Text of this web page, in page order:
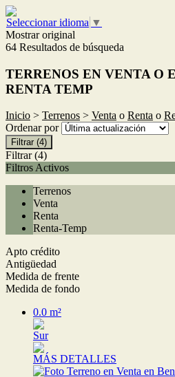
Seleccionar idioma ▼
Mostrar original
64 Resultados de búsqueda
TERRENOS EN VENTA O
RENTA TEMP
Inicio > Terrenos > Venta o Renta o
Ordenar por
Filtrar (4)
Filtrar (4)
Filtros Activos
Terrenos
Venta
Renta
Renta-Temp
Apto crédito
Antigüedad
Medida de frente
Medida de fondo
0.0 m²
Sur
MÁS DETALLES